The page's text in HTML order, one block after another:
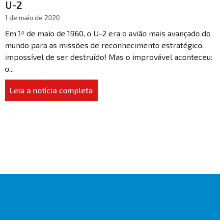
U-2
1 de maio de 2020
Em 1º de maio de 1960, o U-2 era o avião mais avançado do
mundo para as missões de reconhecimento estratégico,
impossível de ser destruído! Mas o improvável aconteceu:
o...
Leia a notícia completa